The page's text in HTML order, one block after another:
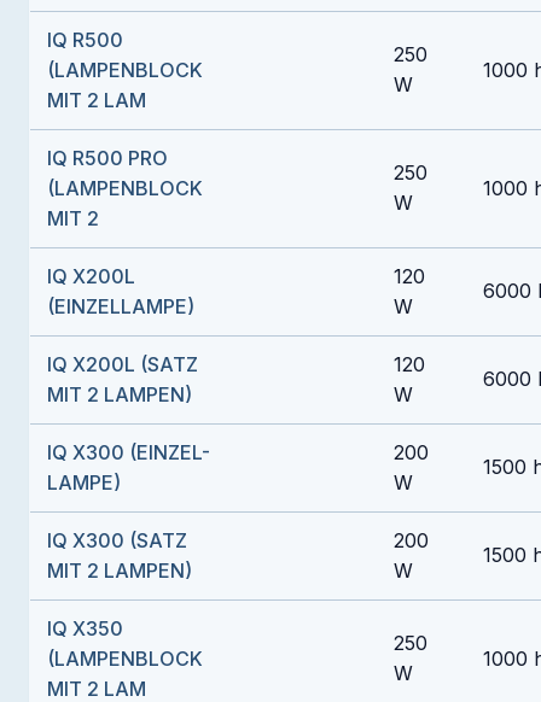
IQ R500
(LAMPENBLOCK
MIT 2 LAM
250
W
1000
IQ R500 PRO
(LAMPENBLOCK
MIT 2
250
W
1000
IQ X200L
(EINZELLAMPE)
120
W
6000
IQ X200L (SATZ
MIT 2 LAMPEN)
120
W
6000
IQ X300 (EINZEL-
LAMPE)
200
W
1500
IQ X300 (SATZ
MIT 2 LAMPEN)
200
W
1500
IQ X350
(LAMPENBLOCK
MIT 2 LAM
250
W
1000